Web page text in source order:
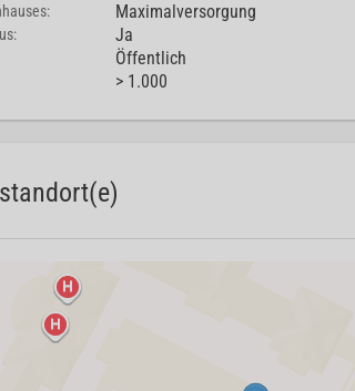
Maximalversorgung
Ja
Öffentlich
> 1.000